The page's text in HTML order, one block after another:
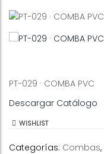
PT-029 · COMBA PVC
Descargar Catálogo
WISHLIST
Categorías: Combas,